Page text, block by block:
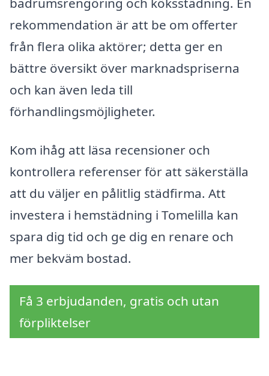
rekommendation är att be om offerter
från flera olika aktörer; detta ger en
bättre översikt över marknadspriserna
och kan även leda till
förhandlingsmöjligheter.
Kom ihåg att läsa recensioner och
kontrollera referenser för att säkerställa
att du väljer en pålitlig städfirma. Att
investera i hemstädning i Tomelilla kan
spara dig tid och ge dig en renare och
mer bekväm bostad.
Få 3 erbjudanden, gratis och utan
förpliktelser